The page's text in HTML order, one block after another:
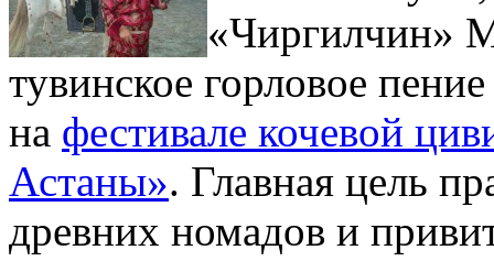
«Чиргилчин»
тувинское горловое
на фестивале кочевой
Астаны». Главная цель
древних номадов и